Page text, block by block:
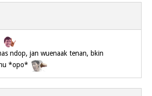
ndop, jan wuenaak tenan, bkin
*opo*